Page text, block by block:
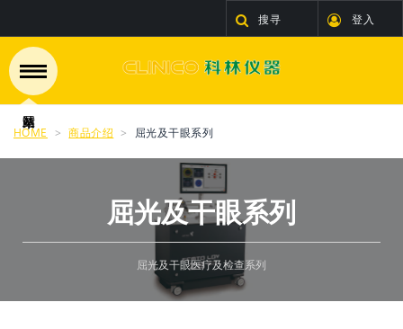
搜寻 登入
HOME 商品介绍 屈光及干眼系列
屈光及干眼系列
屈光及干眼医疗及检查系列